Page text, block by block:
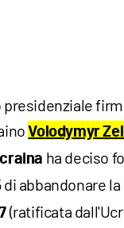
presidenziale
Volodymyr
ha deciso
abbandonare la
(ratificata